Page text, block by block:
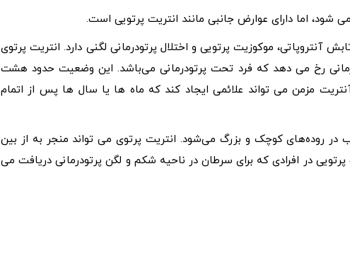
شود، اما دارای عوارض جانبی مانند انتریت پرتویی است.
آنتروپاتی، موکوزیت پرتویی و اختلال پرتودرمانی لگنی دارد. انتریت پرتوی
رخ می دهد که فرد تحت پرتودرمانی می‌باشد. این وضعیت حدود هشت
مزمن می تواند علائمی ایجاد کند که ماه ها یا سال ها پس از اتمام
در روده‌های کوچک و بزرگ می‌شود. انتریت پرتوی می تواند منجر به از بین
در افرادی که برای سرطان در ناحیه شکم و لگن پرتودرمانی دریافت می